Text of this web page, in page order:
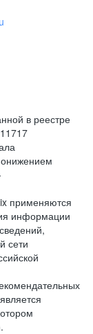
в реестре
применяются
информации
сети